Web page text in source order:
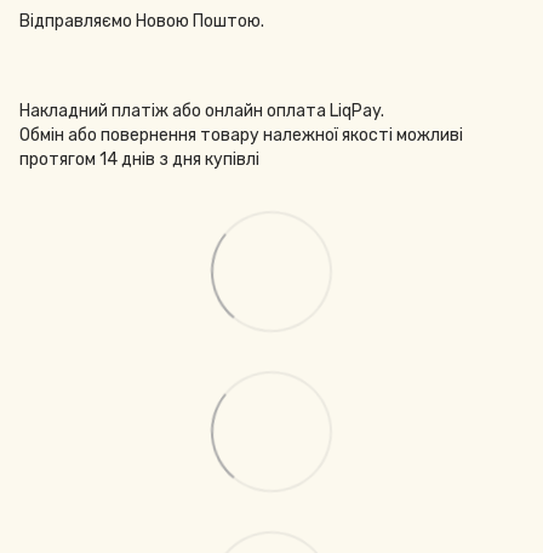
Відправляємо Новою Поштою.
Накладний платіж або онлайн оплата LiqPay.
Обмін або повернення товару належної якості можливі
протягом 14 днів з дня купівлі